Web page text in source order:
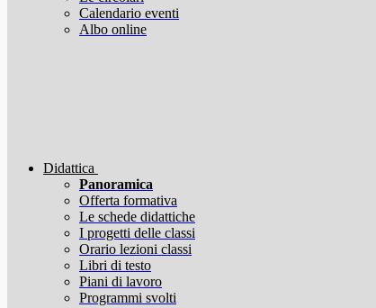
Calendario eventi
Albo online
Didattica
Panoramica
Offerta formativa
Le schede didattiche
I progetti delle classi
Orario lezioni classi
Libri di testo
Piani di lavoro
Programmi svolti